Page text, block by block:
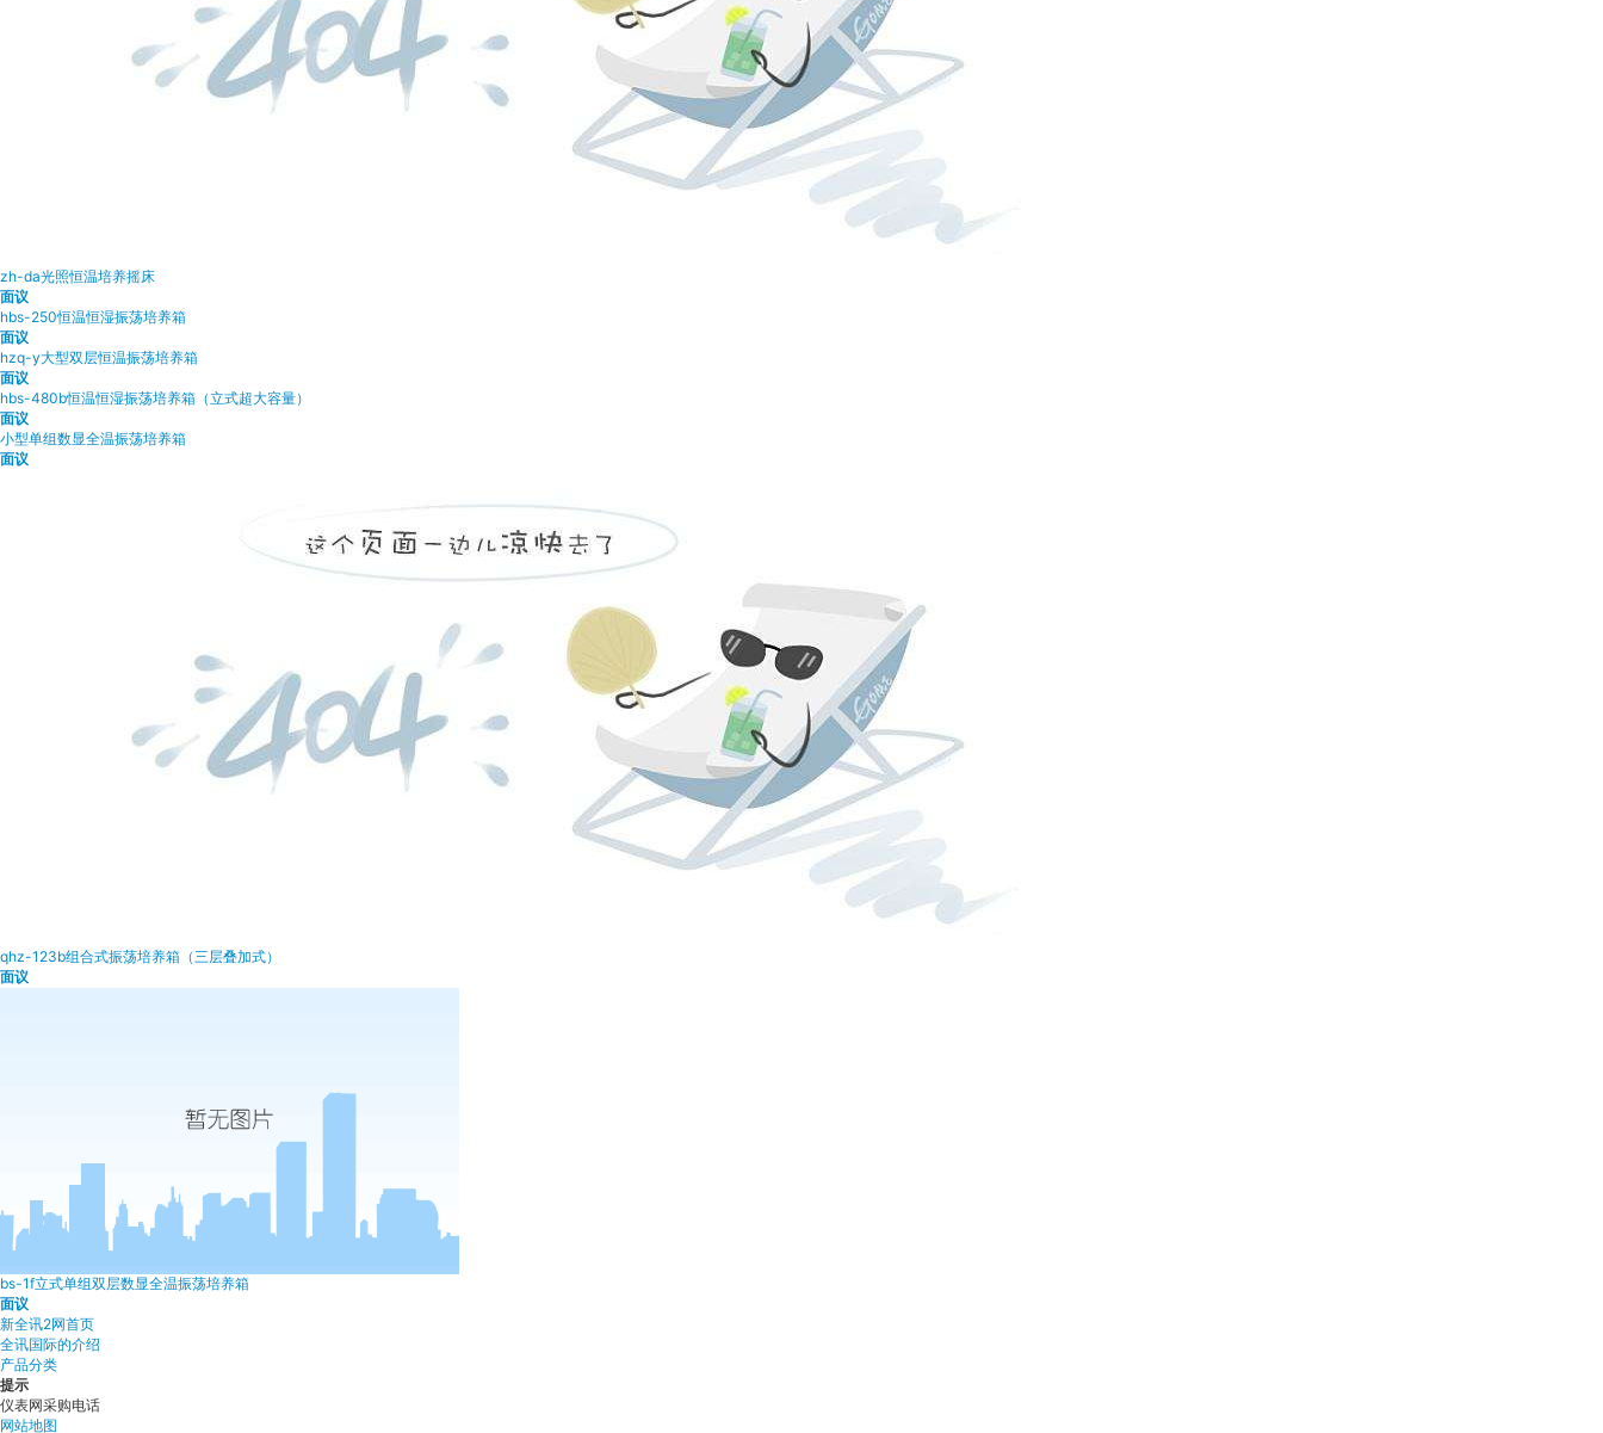
zh-da光照恒温培养摇床
面议
hbs-250恒温恒湿振荡培养箱
面议
hzq-y大型双层恒温振荡培养箱
面议
hbs-480b恒温恒湿振荡培养箱（立式超大容量）
面议
小型单组数显全温振荡培养箱
面议
qhz-123b组合式振荡培养箱（三层叠加式）
面议
bs-1f立式单组双层数显全温振荡培养箱
面议
新全讯2网首页
全讯国际的介绍
产品分类
提示
仪表网采购电话
网站地图